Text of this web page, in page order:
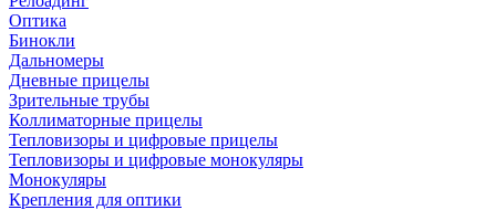
Оптика
Бинокли
Дальномеры
Дневные прицелы
Зрительные трубы
Коллиматорные прицелы
Тепловизоры и цифровые прицелы
Тепловизоры и цифровые монокуляры
Монокуляры
Крепления для оптики